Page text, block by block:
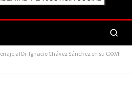
al Dr. Ignacio Chávez Sánchez en su CXXVII